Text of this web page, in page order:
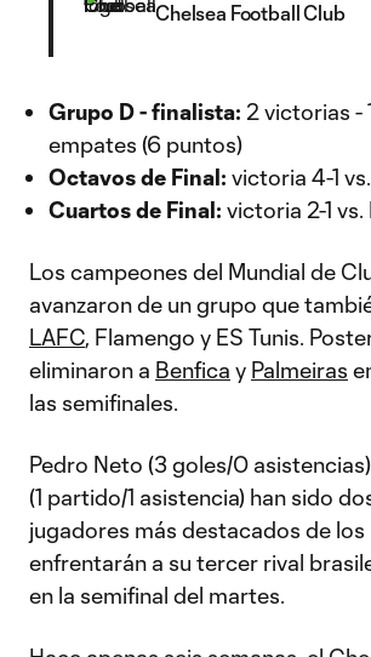
Chelsea Football Club
Grupo D - finalista: 2 victorias -
empates (6 puntos)
Octavos de Final: victoria 4-1
Cuartos de Final: victoria 2-1 vs.
Los campeones del Mundial de
avanzaron de un grupo que
LAFC, Flamengo y ES Tunis.
eliminaron a Benfica y Palmeiras
las semifinales.
Pedro Neto (3 goles/0
(1 partido/1 asistencia) han sido
jugadores más destacados de los
enfrentarán a su tercer rival
en la semifinal del martes.